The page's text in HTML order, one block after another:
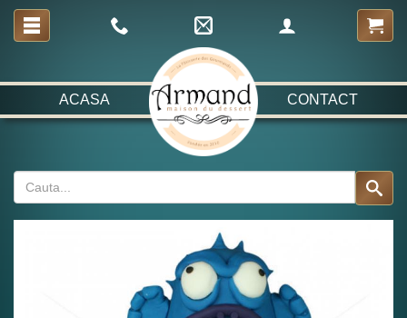
ACASA CONTACT